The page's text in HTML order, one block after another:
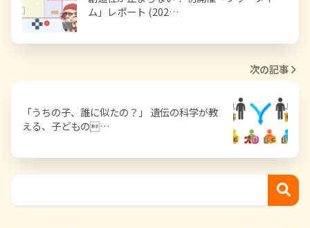
ム」レポート (202…
次の記事
「うちの子、誰に似たの？」 遺伝の科学が教
える、子どもの…